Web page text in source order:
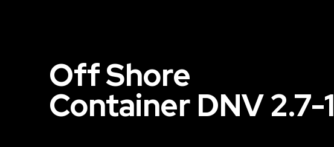
Off Shore
Container DNV 2.7-1​